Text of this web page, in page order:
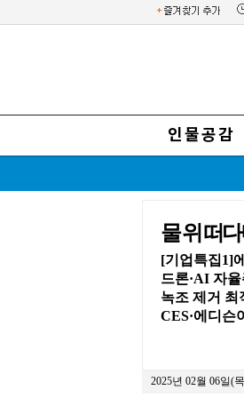
인물공감
물 위 떠
[기업특집1]
드론·AI 자
녹조 제거
CES·에디슨
2025년 02월 06일(